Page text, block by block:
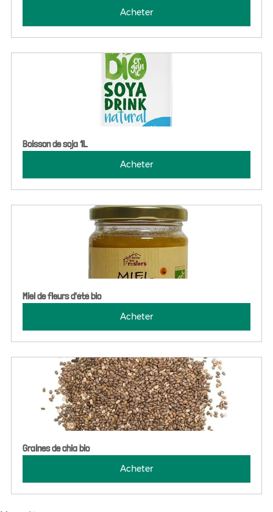
Acheter
Boisson de soja 1L
Acheter
Miel de fleurs d'été bio
Acheter
Graines de chia bio
Acheter